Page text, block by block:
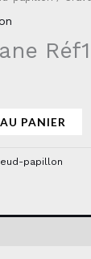
Réf1
PANIER
papillon